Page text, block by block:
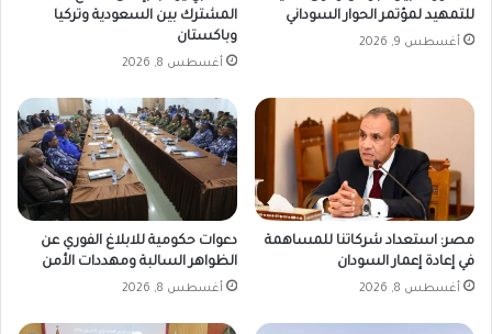
للتمهيد لمؤتمر الحوار السوداني
أغسطس 9, 2026
المشترك بين السعودية وتركيا
وباكستان
أغسطس 8, 2026
مصر: استعداد شركاتنا للمساهمة
في إعادة إعمار السودان
أغسطس 8, 2026
دعوات حكومية للابلاغ الفوري عن
الظواهر السالبة ومهددات الأمن
أغسطس 8, 2026